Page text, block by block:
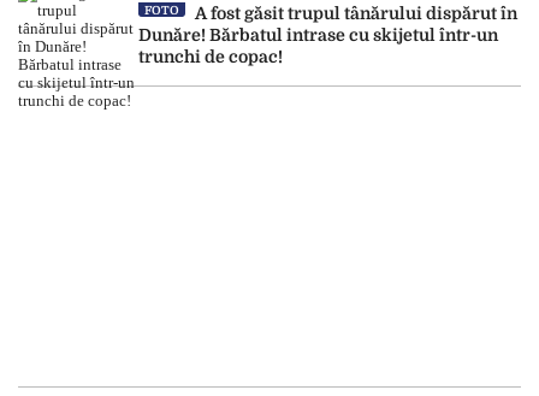
FOTO
A fost găsit trupul tânărului dispărut în
Dunăre! Bărbatul intrase cu skijetul într-un
trunchi de copac!